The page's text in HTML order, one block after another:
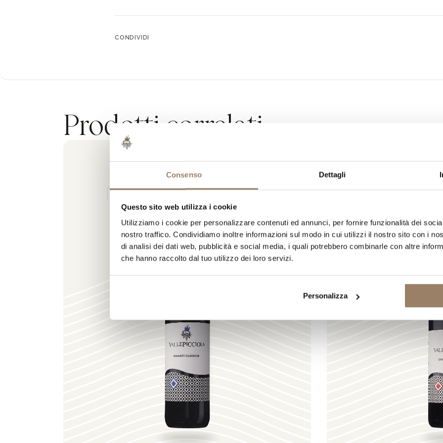
Consenso Dettagli
Questo sito web utilizza i cookie
Utilizziamo i cookie per personalizzare contenuti ed annunci, per fornire funzionalità dei
nostro traffico. Condividiamo inoltre informazioni sul modo in cui utilizzi il nostro sito con i
di analisi dei dati web, pubblicità e social media, i quali potrebbero combinarle con altre
che hanno raccolto dal tuo utilizzo dei loro servizi.
Personalizza
CONDIVIDI
Prodotti correlati
Chianti Classico
DENOMINAZIONE DI ORIGINE CONTROLLATA E
Chianti
DENOMINAZIONE